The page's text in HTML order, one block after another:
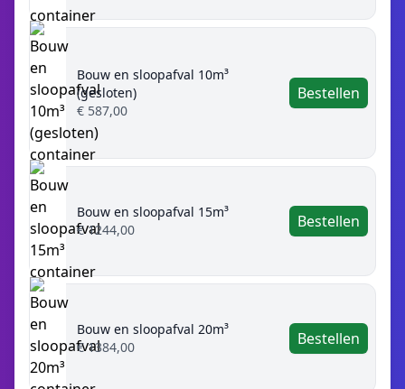
Bouw en sloopafval 10m³
(gesloten)
€ 587,00
Bestellen
Bouw en sloopafval 15m³
€ 1244,00
Bestellen
Bouw en sloopafval 20m³
€ 1384,00
Bestellen